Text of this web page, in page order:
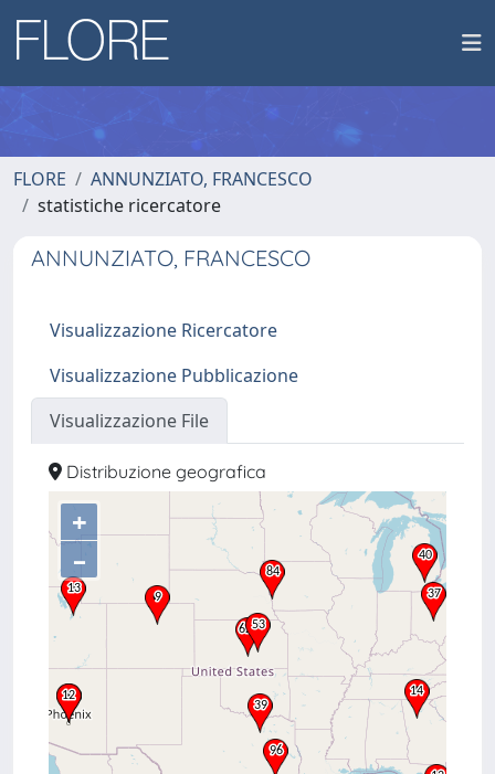
FLORE
ANNUNZIATO, FRANCESCO
statistiche ricercatore
ANNUNZIATO, FRANCESCO
Visualizzazione Ricercatore
Visualizzazione Pubblicazione
Visualizzazione File
Distribuzione geografica
+
–